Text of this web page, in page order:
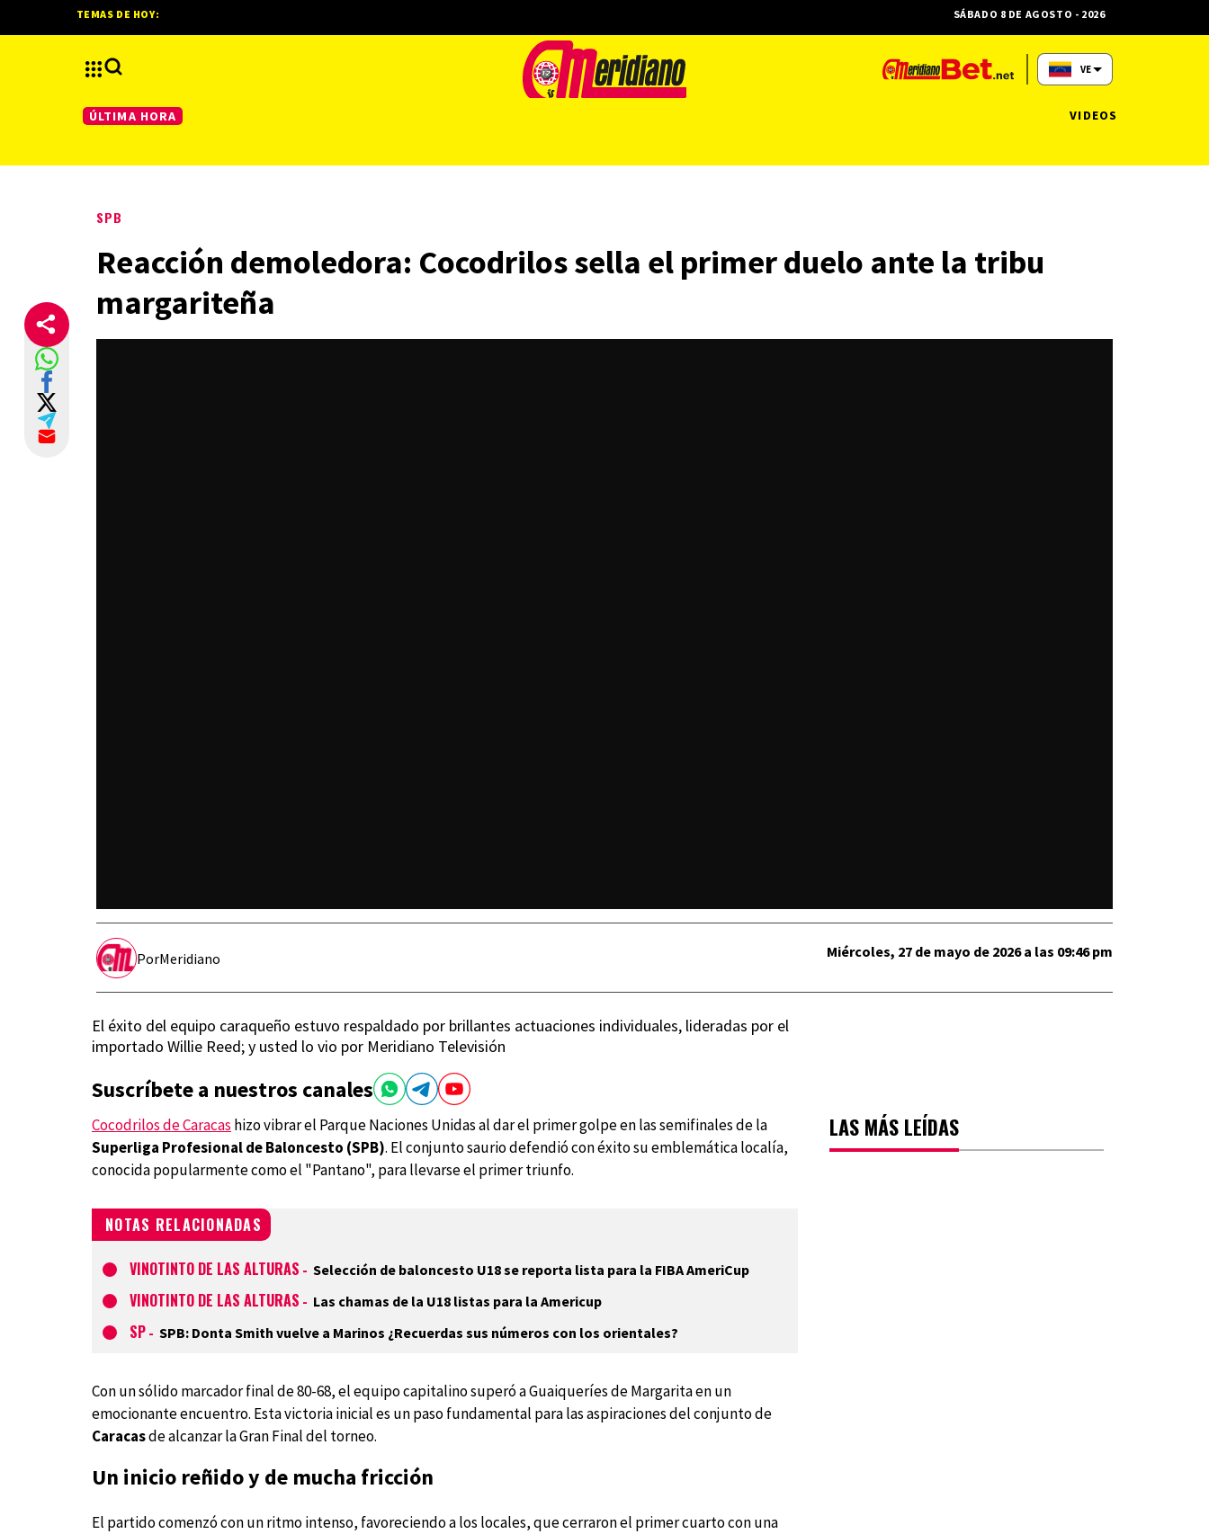
SPB
Reacción demoledora: Cocodrilos sella el primer duelo ante la tribu
margariteña
PorMeridiano Miércoles, 27 de mayo de 2026 a las 09:46 pm
El éxito del equipo caraqueño estuvo respaldado por brillantes actuaciones individuales, lideradas por el
importado Willie Reed; y usted lo vio por Meridiano Televisión
Suscríbete a nuestros canales
Cocodrilos de Caracas hizo vibrar el Parque Naciones Unidas al dar el primer golpe en las semifinales de la
Superliga Profesional de Baloncesto (SPB). El conjunto saurio defendió con éxito su emblemática localía,
conocida popularmente como el "Pantano", para llevarse el primer triunfo.
NOTAS RELACIONADAS
VINOTINTO DE LAS ALTURAS - Selección de baloncesto U18 se reporta lista para la FIBA AmeriCup
VINOTINTO DE LAS ALTURAS - Las chamas de la U18 listas para la Americup
SP - SPB: Donta Smith vuelve a Marinos ¿Recuerdas sus números con los orientales?
Con un sólido marcador final de 80-68, el equipo capitalino superó a Guaiqueríes de Margarita en un
emocionante encuentro. Esta victoria inicial es un paso fundamental para las aspiraciones del conjunto de
Caracasde alcanzar la Gran Final del torneo.
Un inicio reñido y de mucha fricción
El partido comenzó con un ritmo intenso, favoreciendo a los locales, que cerraron el primer cuarto con una
LAS MÁS LEÍDAS
TEMAS DE HOY: SÁBADO 8 DE AGOSTO - 2026
VE
ÚLTIMA HORA VIDEOS